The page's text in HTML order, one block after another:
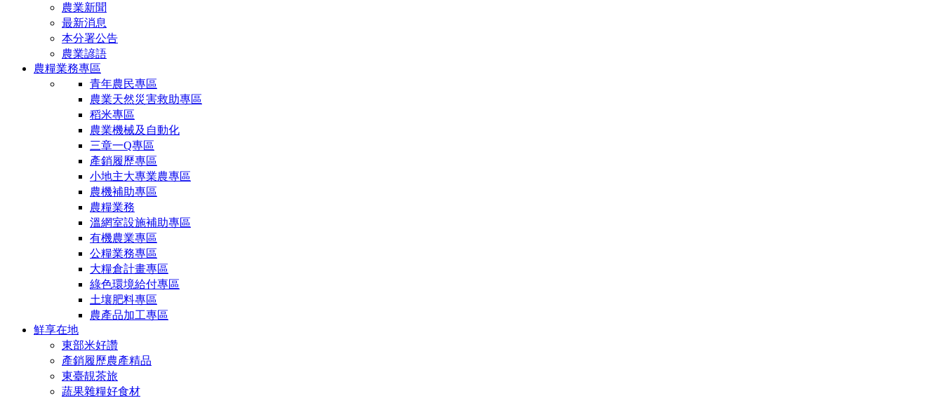
農業新聞
最新消息
本分署公告
農業諺語
農糧業務專區
青年農民專區
農業天然災害救助專區
稻米專區
農業機械及自動化
三章一Q專區
產銷履歷專區
小地主大專業農專區
農機補助專區
農糧業務
溫網室設施補助專區
有機農業專區
公糧業務專區
大糧倉計畫專區
綠色環境給付專區
土壤肥料專區
農產品加工專區
鮮享在地
東部米好讚
產銷履歷農產精品
東臺靚茶旅
蔬果雜糧好食材